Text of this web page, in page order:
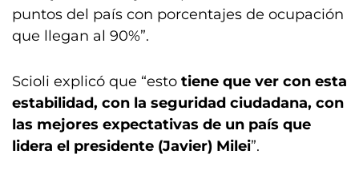
puntos del país con porcentajes de ocupación
que llegan al 90%”.
Scioli explicó que “esto tiene que ver con esta
estabilidad, con la seguridad ciudadana, con
las mejores expectativas de un país que
lidera el presidente (Javier) Milei”.